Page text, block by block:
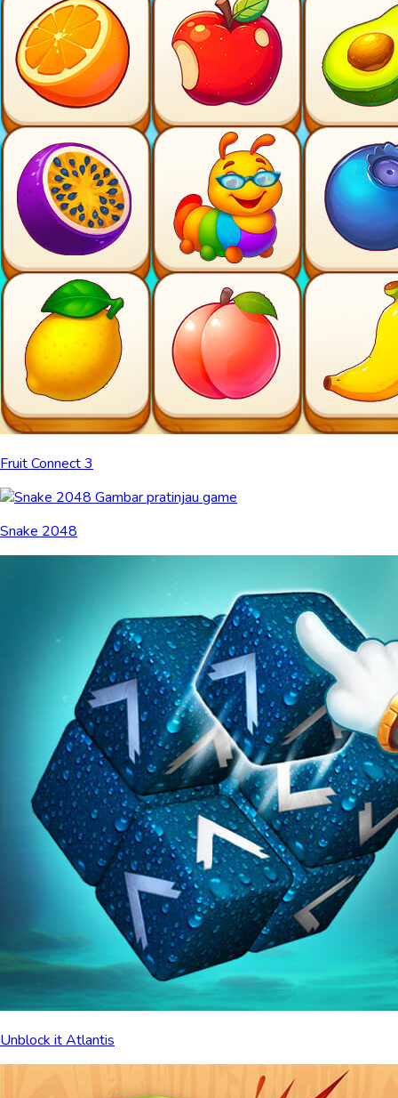
Fruit Connect 3
Snake 2048
Unblock it Atlantis